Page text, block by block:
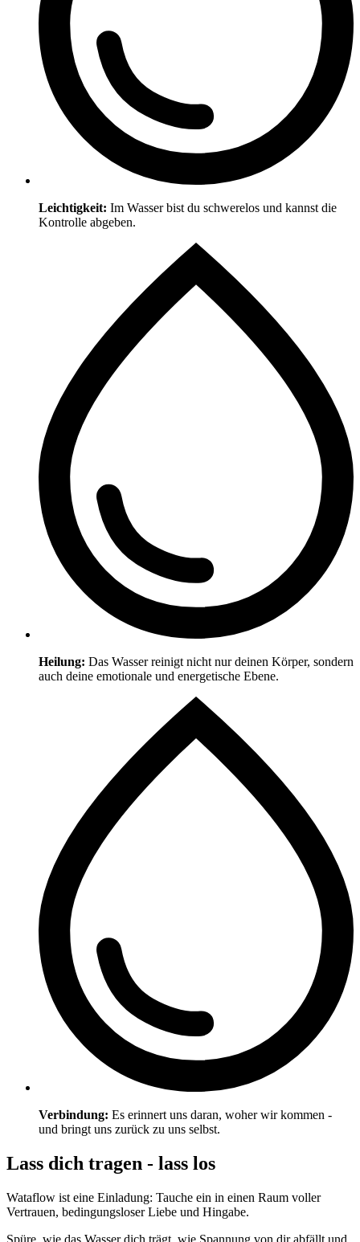
Leichtigkeit: Im Wasser bist du schwerelos und kannst die
Kontrolle abgeben.
Heilung: Das Wasser reinigt nicht nur deinen Körper, sondern
auch deine emotionale und energetische Ebene.
Verbindung: Es erinnert uns daran, woher wir kommen -
und bringt uns zurück zu uns selbst.
Lass dich tragen - lass los
Wataflow ist eine Einladung: Tauche ein in einen Raum voller
Vertrauen, bedingungsloser Liebe und Hingabe.
Spüre, wie das Wasser dich trägt, wie Spannung von dir abfällt und